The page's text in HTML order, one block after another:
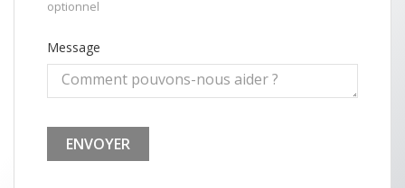
optionnel
Message